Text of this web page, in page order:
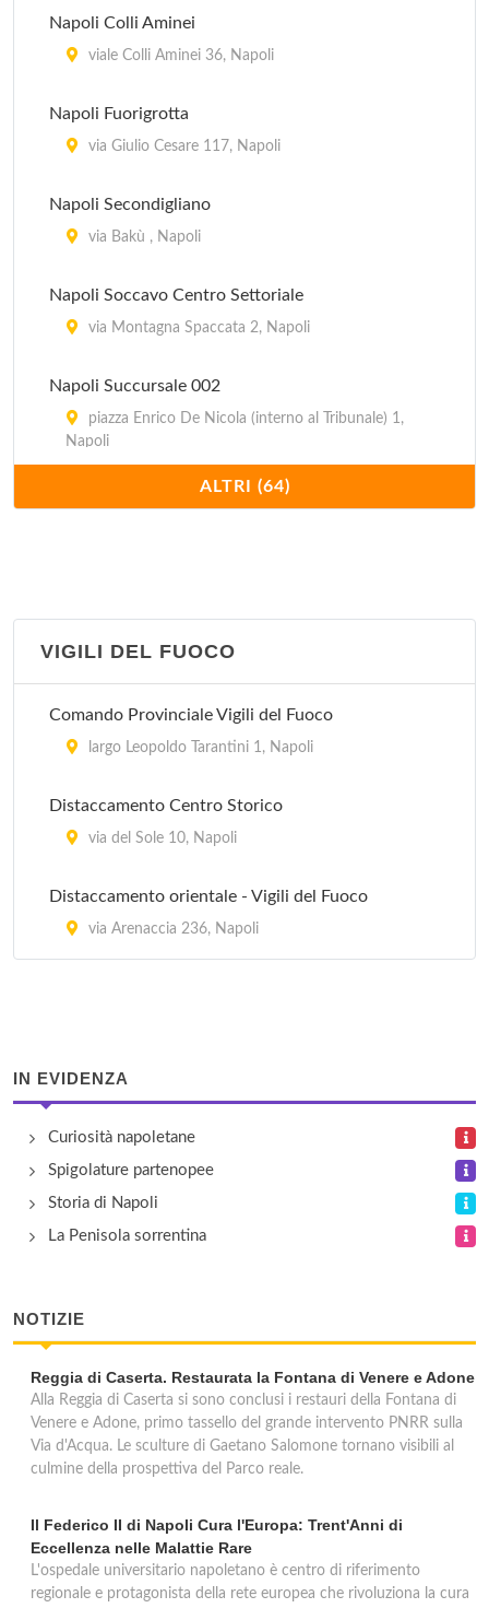
via Campi Flegrei 9, Pozzuoli
Napoli
piazza del Plebiscito 1, Napoli
EPT
piazza dei Martiri 58, Napoli
EPT Stazione Centrale
piazza Giuseppe Garibaldi , Napoli
Napoli Colli Aminei
viale Colli Aminei 36, Napoli
Napoli Fuorigrotta
via Giulio Cesare 117, Napoli
Napoli Secondigliano
via Bakù , Napoli
Napoli Soccavo Centro Settoriale
via Montagna Spaccata 2, Napoli
Napoli Succursale 002
piazza Enrico De Nicola (interno al Tribunale) 1,
Napoli
piazza San Francesco di Paola 13, Napoli
Napoli Succursale 007
piazza Giacomo Matteotti - Palazzo Posta Centrale
2, Napoli
via Dante a Secondigliano 101, Napoli
via dei Cimbri 23, Napoli
ALTRI (64)
VIGILI DEL FUOCO
Comando Provinciale Vigili del Fuoco
largo Leopoldo Tarantini 1, Napoli
Distaccamento Centro Storico
via del Sole 10, Napoli
Distaccamento orientale - Vigili del Fuoco
via Arenaccia 236, Napoli
IN EVIDENZA
Curiosità napoletane
Spigolature partenopee
Storia di Napoli
La Penisola sorrentina
NOTIZIE
Reggia di Caserta. Restaurata la Fontana di Venere e Adone
Alla Reggia di Caserta si sono conclusi i restauri della Fontana di
Venere e Adone, primo tassello del grande intervento PNRR sulla
Via d'Acqua. Le sculture di Gaetano Salomone tornano visibili al
culmine della prospettiva del Parco reale.
Il Federico II di Napoli Cura l'Europa: Trent'Anni di
Eccellenza nelle Malattie Rare
L'ospedale universitario napoletano è centro di riferimento
regionale e protagonista della rete europea che rivoluziona la cura